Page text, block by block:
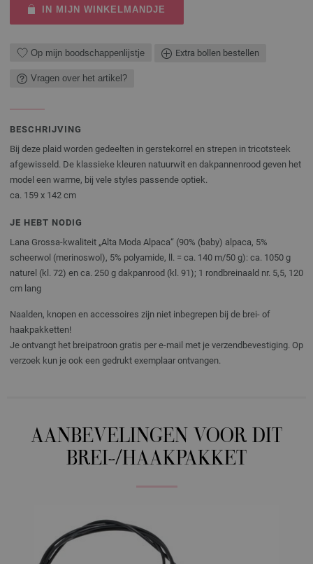
IN MIJN WINKELMANDJE
Op mijn boodschappenlijstje Extra bollen bestellen
Vragen over het artikel?
BESCHRIJVING
Bij deze plaid worden gedeelten in gerstekorrel en strepen in tricotsteek
afgewisseld. De klassieke kleuren natuurwit en dakpannenrood geven het
model een warme, bij vele styles passende optiek.
ca. 159 x 142 cm
JE HEBT NODIG
Lana Grossa-kwaliteit „Alta Moda Alpaca“ (90% (baby) alpaca, 5%
scheerwol (merinoswol), 5% polyamide, ll. = ca. 140 m/50 g): ca. 1050 g
naturel (kl. 72) en ca. 250 g dakpanrood (kl. 91); 1 rondbreinaald nr. 5,5, 120
cm lang
Naalden, knopen en accessoires zijn niet inbegrepen bij de brei- of
haakpakketten!
Je ontvangt het breipatroon gratis per e-mail met je verzendbevestiging. Op
verzoek kun je ook een gedrukt exemplaar ontvangen.
AANBEVELINGEN VOOR DIT
BREI-/HAAKPAKKET